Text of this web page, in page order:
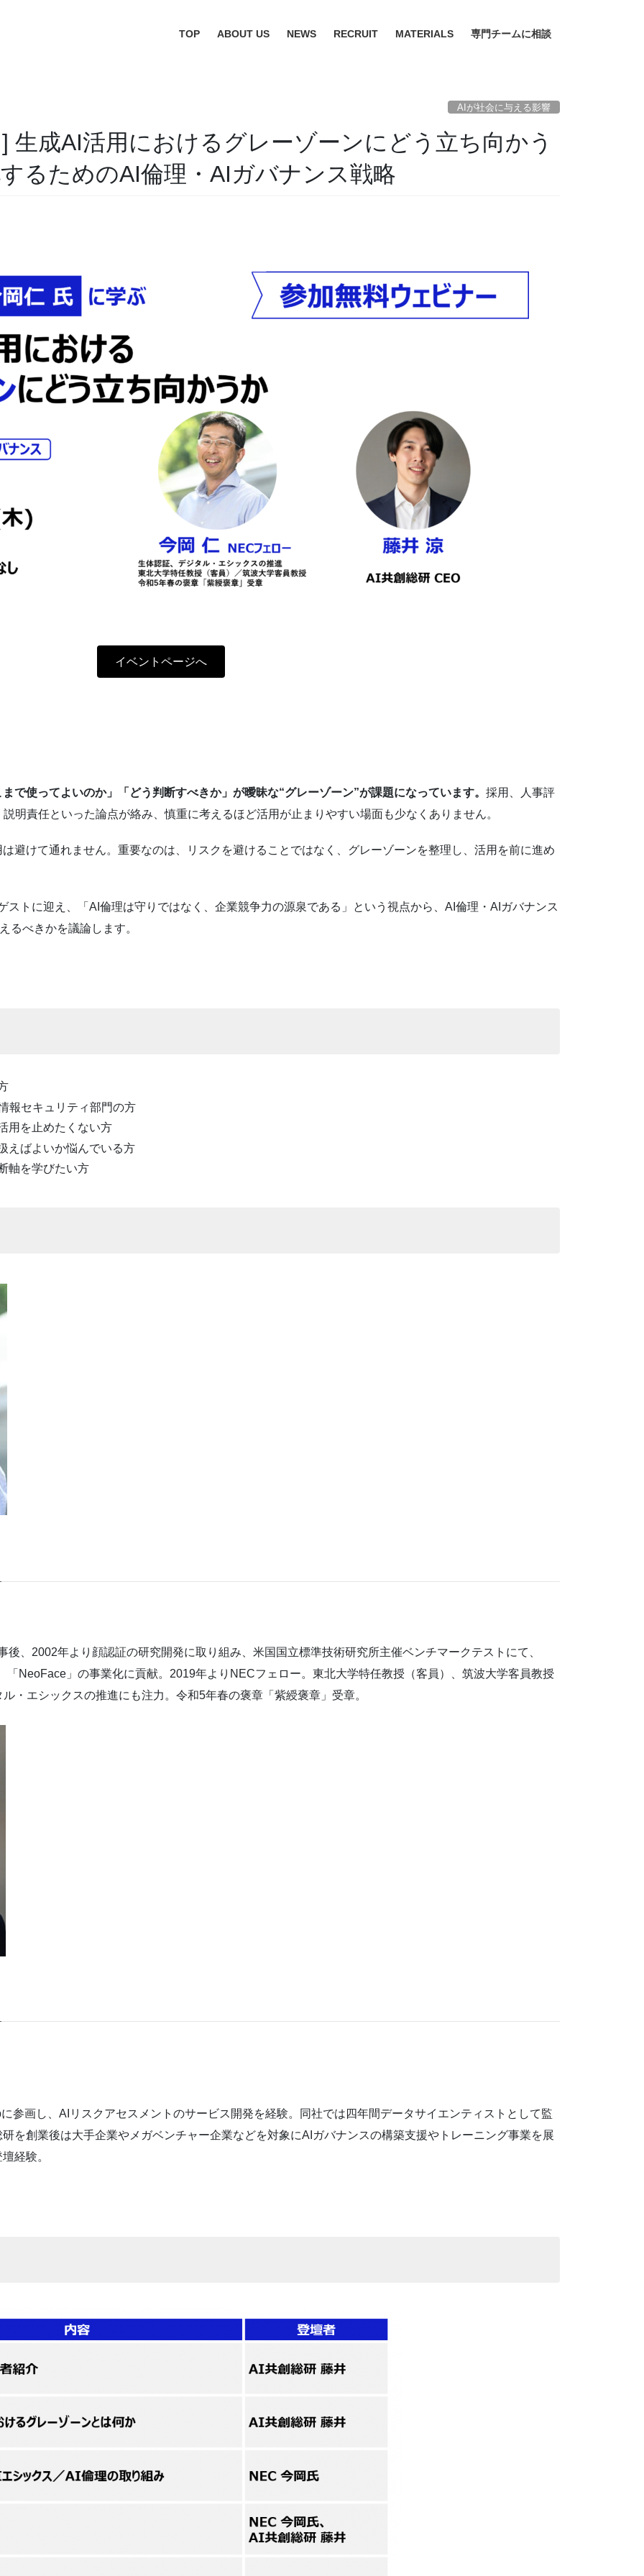
TOP ABOUT US NEWS RECRUIT MATERIALS 専門チームに相談
AIが社会に与える影響
生成AI活用におけるグレーゾーンにどう立ち向かう
るためのAI倫理・AIガバナンス戦略
イベントページへ
で使ってよいのか」「どう判断すべきか」が曖昧な“グレーゾーン”が課題になっています。 採用、人事評
明責任といった論点が絡み、慎重に考えるほど活用が止まりやすい場面も少なくありません。
避けて通れません。重要なのは、リスクを避けることではなく、グレーゾーンを整理し、活用を前に進め
トに迎え、「AI倫理は守りではなく、企業競争力の源泉である」という視点から、AI倫理・AIガバナンス
るべきかを議論します。
報セキュリティ部門の方
用を止めたくない方
えばよいか悩んでいる方
軸を学びたい方
、2002年より顔認証の研究開発に取り組み、米国国立標準技術研究所主催ベンチマークテストにて、
NeoFace」の事業化に貢献。2019年よりNECフェロー。東北大学特任教授（客員）、筑波大学客員教授
・エシックスの推進にも注力。令和5年春の褒章「紫綬褒章」受章。
参画し、AIリスクアセスメントのサービス開発を経験。同社では四年間データサイエンティストとして監
を創業後は大手企業やメガベンチャー企業などを対象にAIガバナンスの構築支援やトレーニング事業を展
経験。